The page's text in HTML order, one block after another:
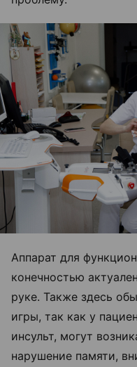
Аппарат для
конечностью
руке. Также здесь
игры, так как у
инсульт, могут
нарушение памяти,